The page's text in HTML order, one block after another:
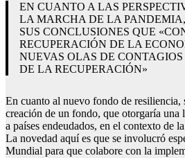
EN CUANTO A LAS
LA MARCHA DE LA
SUS CONCLUSIONES QUE
RECUPERACIÓN DE LA
NUEVAS OLAS DE
DE LA RECUPERACIÓN»
En cuanto al nuevo fondo de resiliencia,
creación de un fondo, que otorgaría una
a países endeudados, en el contexto de
La novedad aquí es que se involucró
Mundial para que colabore con la